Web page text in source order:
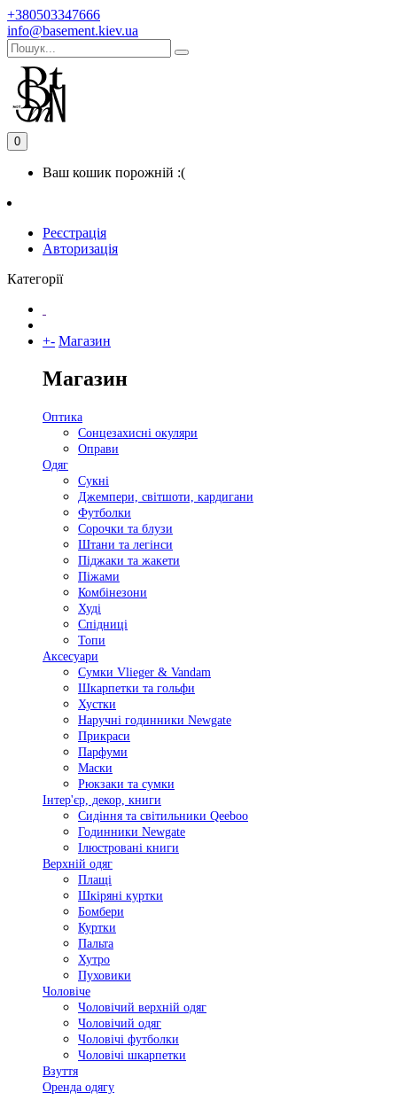
+380503347666
info@basement.kiev.ua
0
Ваш кошик порожній :(
Реєстрація
Авторизація
Категорії
+- Магазин
Магазин
Оптика
Сонцезахисні окуляри
Оправи
Одяг
Сукні
Джемпери, світшоти, кардигани
Футболки
Сорочки та блузи
Штани та легінси
Піджаки та жакети
Піжами
Комбінезони
Худі
Спідниці
Топи
Аксесуари
Сумки Vlieger & Vandam
Шкарпетки та гольфи
Хустки
Наручні годинники Newgate
Прикраси
Парфуми
Маски
Рюкзаки та сумки
Інтер'єр, декор, книги
Сидіння та світильники Qeeboo
Годинники Newgate
Ілюстровані книги
Верхній одяг
Плащі
Шкіряні куртки
Бомбери
Куртки
Пальта
Хутро
Пуховики
Чоловіче
Чоловічий верхній одяг
Чоловічий одяг
Чоловічі футболки
Чоловічі шкарпетки
Взуття
Оренда одягу